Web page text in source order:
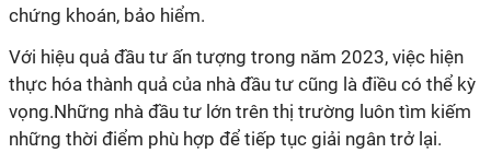
chứng khoán, bảo hiểm.
Với hiệu quả đầu tư ấn tượng trong năm 2023, việc hiện
thực hóa thành quả của nhà đầu tư cũng là điều có thể kỳ
vọng.Những nhà đầu tư lớn trên thị trường luôn tìm kiếm
những thời điểm phù hợp để tiếp tục giải ngân trở lại.